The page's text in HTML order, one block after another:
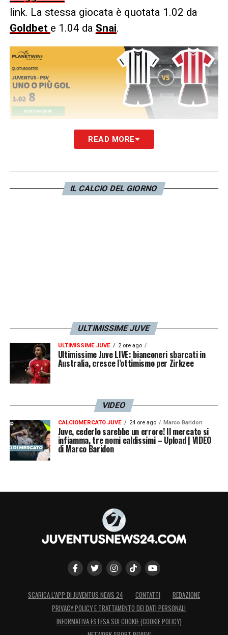
link. La stessa giocata è quotata 1.02 da
Goldbet e 1.04 da Snai.
LA PLAYLIST DELLE NOSTRE TOP NEWS
READ MORE
IL CALCIO DEL GIORNO
ULTIMISSIME JUVE
ULTIMISSIME JUVE 2 ore ago
Ultimissime Juve LIVE: bianconeri sbarcati in
Australia, cresce l’ottimismo per Zirkzee
VIDEO
CALCIOMERCATO JUVE 24 ore ago Marco Baridon
Juve, cederlo sarebbe un errore! Il mercato si
infiamma, tre nomi caldissimi – Upload | VIDEO
di Marco Baridon
SCARICA L’APP DI JUVENTUS NEWS 24 CONTATTI
REDAZIONE
PRIVACY POLICY E TRATTAMENTO DEI DATI PERSONALI
INFORMATIVA ESTESA SUI COOKIE (COOKIE POLICY)